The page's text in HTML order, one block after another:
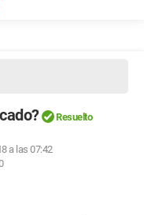
Resuelto
a las 07:42